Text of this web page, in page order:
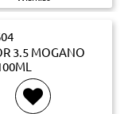
3.5 MOGANO